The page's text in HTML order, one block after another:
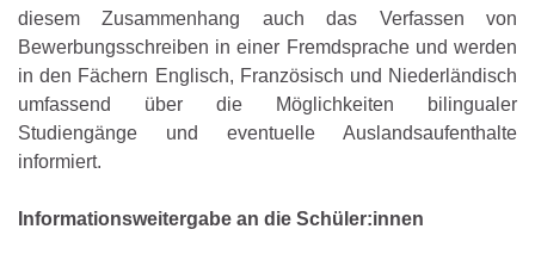
diesem Zusammenhang auch das Verfassen von
Bewerbungsschreiben in einer Fremdsprache und werden
in den Fächern Englisch, Französisch und Niederländisch
umfassend über die Möglichkeiten bilingualer
Studiengänge und eventuelle Auslandsaufenthalte
informiert.
Informationsweitergabe an die Schüler:innen